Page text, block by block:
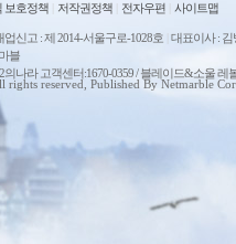
보호정책 저작권정책 전자우편 사이트맵
업신고 : 제 2014-서울구로-1028호 대표이사 : 김
블
의나라 고객센터:1670-0359 / 블레이드&소울
reserved, Published By Netmarble